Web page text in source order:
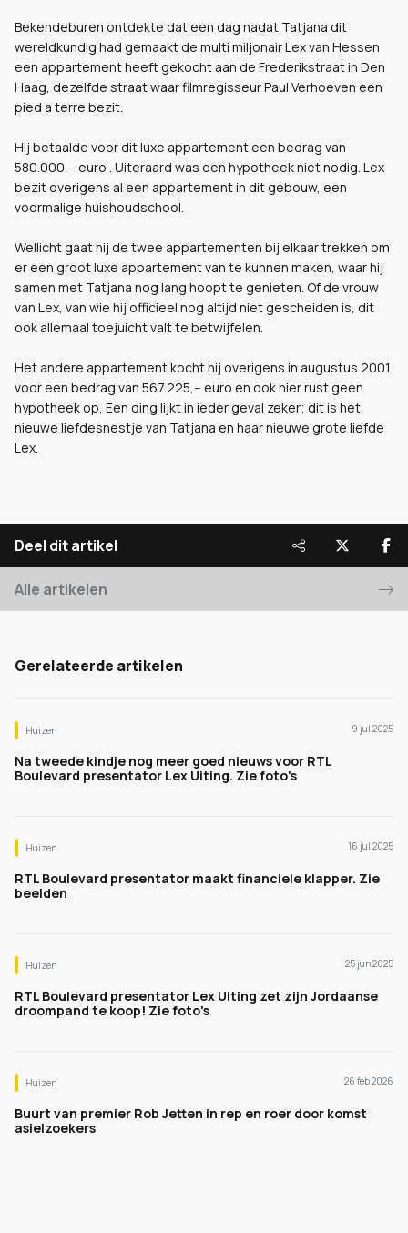
Bekendeburen ontdekte dat een dag nadat Tatjana dit
wereldkundig had gemaakt de multi miljonair Lex van Hessen
een appartement heeft gekocht aan de Frederikstraat in Den
Haag, dezelfde straat waar filmregisseur Paul Verhoeven een
pied a terre bezit.
Hij betaalde voor dit luxe appartement een bedrag van
580.000,-- euro . Uiteraard was een hypotheek niet nodig. Lex
bezit overigens al een appartement in dit gebouw, een
voormalige huishoudschool.
Wellicht gaat hij de twee appartementen bij elkaar trekken om
er een groot luxe appartement van te kunnen maken, waar hij
samen met Tatjana nog lang hoopt te genieten. Of de vrouw
van Lex, van wie hij officieel nog altijd niet gescheiden is, dit
ook allemaal toejuicht valt te betwijfelen.
Het andere appartement kocht hij overigens in augustus 2001
voor een bedrag van 567.225,-- euro en ook hier rust geen
hypotheek op, Een ding lijkt in ieder geval zeker; dit is het
nieuwe liefdesnestje van Tatjana en haar nieuwe grote liefde
Lex.
Deel dit artikel
Alle artikelen
Gerelateerde artikelen
Huizen 9 jul 2025
Na tweede kindje nog meer goed nieuws voor RTL
Boulevard presentator Lex Uiting. Zie foto's
Huizen 16 jul 2025
RTL Boulevard presentator maakt financiele klapper. Zie
beelden
Huizen 25 jun 2025
RTL Boulevard presentator Lex Uiting zet zijn Jordaanse
droompand te koop! Zie foto's
Huizen 26 feb 2026
Buurt van premier Rob Jetten in rep en roer door komst
asielzoekers